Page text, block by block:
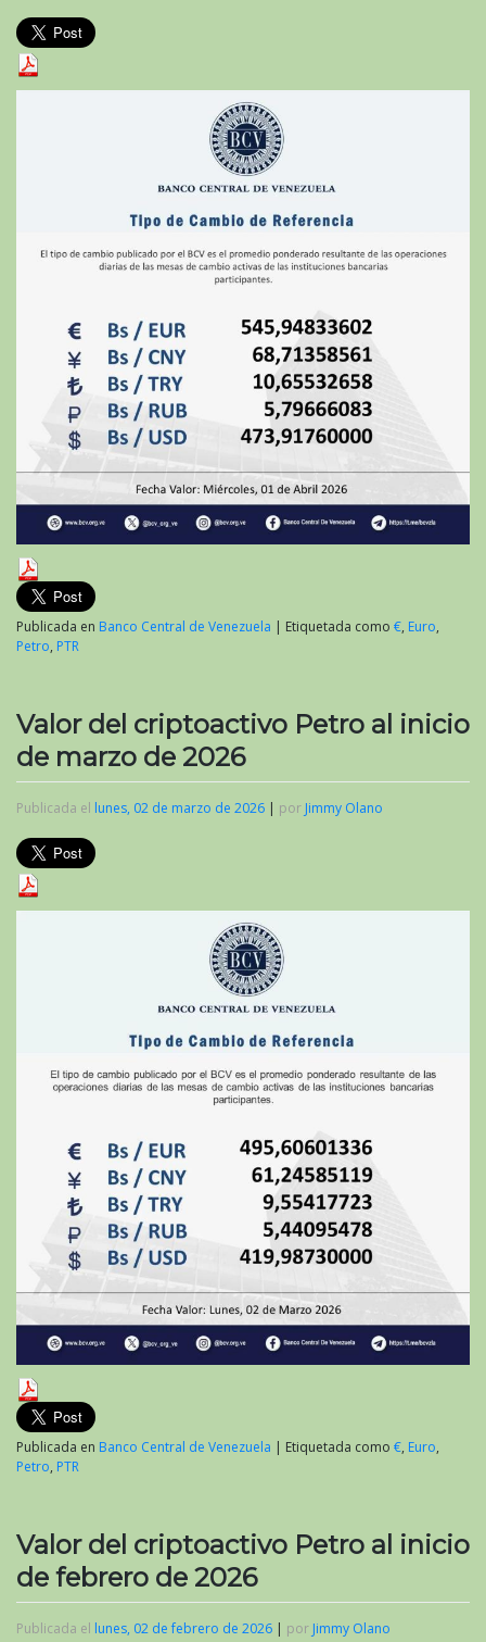
Publicada en Banco Central de Venezuela | Etiquetada como €, Euro,
Petro, PTR
Valor del criptoactivo Petro al inicio
de marzo de 2026
Publicada el lunes, 02 de marzo de 2026 | por Jimmy Olano
Publicada en Banco Central de Venezuela | Etiquetada como €, Euro,
Petro, PTR
Valor del criptoactivo Petro al inicio
de febrero de 2026
Publicada el lunes, 02 de febrero de 2026 | por Jimmy Olano